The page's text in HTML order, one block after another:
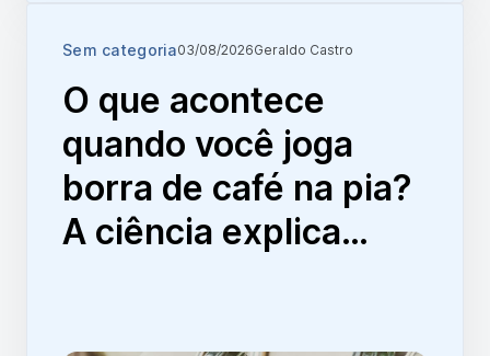
Sem categoria03/08/2026Geraldo Castro
O que acontece
quando você joga
borra de café na pia?
A ciência explica…